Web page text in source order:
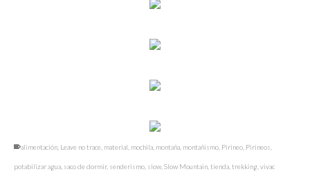
alimentación Leave no trace material mochila montaña montañismo Pirineo Pirineos
potabilizar agua saco de dormir, senderismo slow Slow Mountain tienda trekking vivac